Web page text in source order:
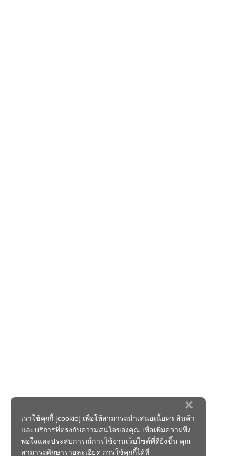
×
เราใช้คุกกี้ [cookie] เพื่อให้สามารถนำเสนอเนื้อหา สินค้า
และบริการที่ตรงกับความสนใจของคุณ เพื่อเพิ่มความพึง
พอใจและประสบการณ์การใช้งานเว็บไซต์ที่ดียิ่งขึ้น คุณ
สามารถศึกษารายละเอียด การใช้คุกกี้ได้ที่